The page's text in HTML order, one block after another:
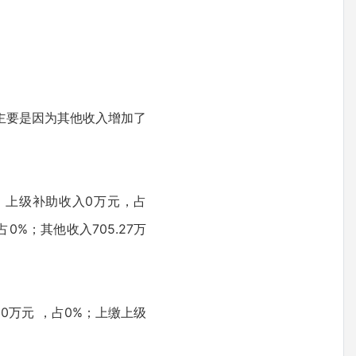
是因为其他收入增加了
级补助收入0万元，占
0%；其他收入705.27万
元 ，占0%；上缴上级